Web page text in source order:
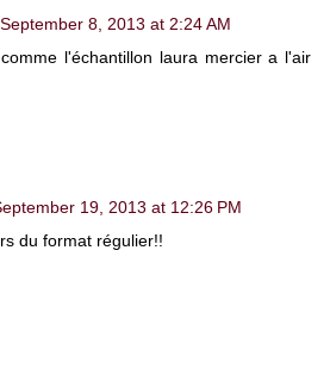
September 8, 2013 at 2:24 AM
l'échantillon laura mercier a l'air
19, 2013 at 12:26 PM
du format régulier!!